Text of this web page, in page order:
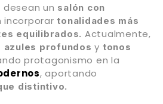
desean un salón con
incorporar tonalidades más
equilibrados. Actualmente,
profundos y tonos
protagonismo en la
, aportando
distintivo.